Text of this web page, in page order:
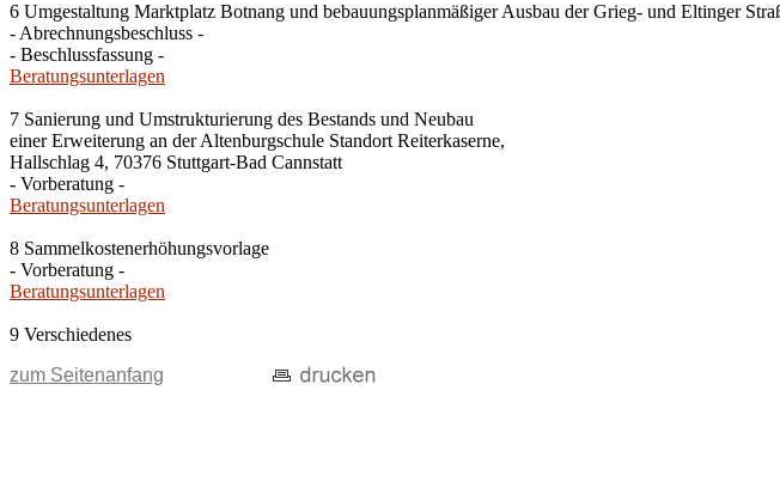
6 Umgestaltung Marktplatz Botnang und bebauungsplanmäßiger Ausbau der Grieg- und Eltinger
- Abrechnungsbeschluss -
- Beschlussfassung -
Beratungsunterlagen
7 Sanierung und Umstrukturierung des Bestands und Neubau
einer Erweiterung an der Altenburgschule Standort Reiterkaserne,
Hallschlag 4, 70376 Stuttgart-Bad Cannstatt
- Vorberatung -
Beratungsunterlagen
8 Sammelkostenerhöhungsvorlage
- Vorberatung -
Beratungsunterlagen
9 Verschiedenes
zum Seitenanfang